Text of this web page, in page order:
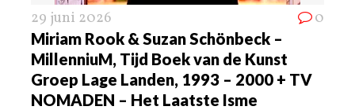
29 juni 2026 0
Miriam Rook & Suzan Schönbeck –
MillenniuM, Tijd Boek van de Kunst
Groep Lage Landen, 1993 – 2000 + TV
NOMADEN – Het Laatste Isme